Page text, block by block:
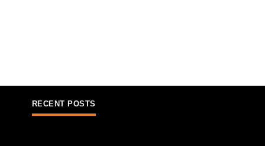
RECENT POSTS